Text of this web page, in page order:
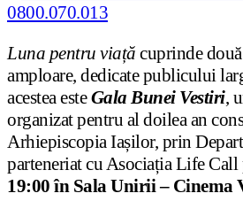
Luna pentru viață cuprinde
amploare, dedicate publicului
acestea esteGala Bunei Vestiri,
organizat pentru al doilea an
Arhiepiscopia Iașilor, prin
parteneriat cu Asociația Life Call
19:00 în Sala Unirii – Cinema